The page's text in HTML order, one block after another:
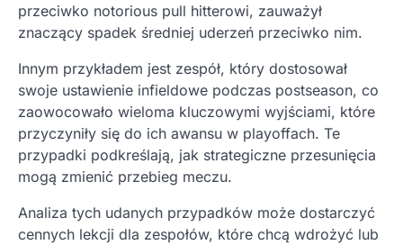
przeciwko notorious pull hitterowi, zauważył
znaczący spadek średniej uderzeń przeciwko nim.
Innym przykładem jest zespół, który dostosował
swoje ustawienie infieldowe podczas postseason, co
zaowocowało wieloma kluczowymi wyjściami, które
przyczyniły się do ich awansu w playoffach. Te
przypadki podkreślają, jak strategiczne przesunięcia
mogą zmienić przebieg meczu.
Analiza tych udanych przypadków może dostarczyć
cennych lekcji dla zespołów, które chcą wdrożyć lub